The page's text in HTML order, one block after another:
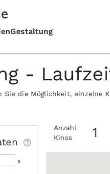
-
die Möglichkeit, einzelne
s
Anzahl
Kinos
1